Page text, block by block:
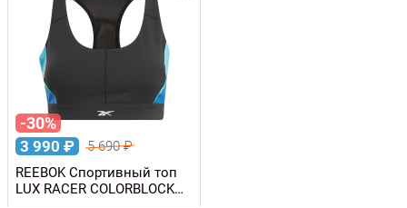
-30%
3 990 ₽ 5 690₽
REEBOK Спортивный топ
LUX RACER COLORBLOCK